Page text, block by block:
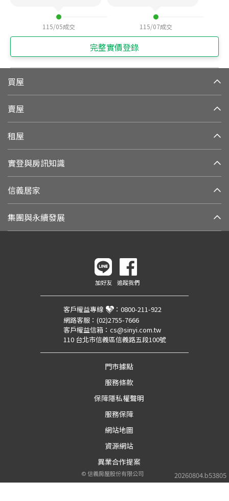
115/05成交 115/07成交
完整實價登錄
買屋
賣屋
租屋
實登與房訊知識
信義居家
集團與永續發展
20260804.b53805
加好友 追蹤我們
客戶權益專線 ： 0800-211-922
網路客服： (02)2755-7666
客戶權益信箱： cs@sinyi.com.tw
110 台北市信義區信義路五段100號
門市據點
服務條款
保障隱私權聲明
服務保障
網站地圖
資源網站
異業合作提案
©信義房屋股份有限公司